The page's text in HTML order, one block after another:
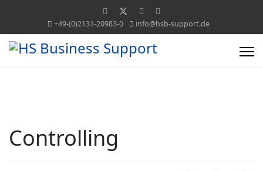
+49-(0)2131-20983-0 info@hsb-support.de
Controlling